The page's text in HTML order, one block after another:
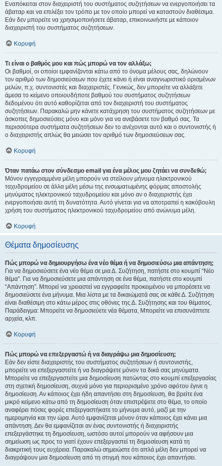
Εναπόκειται στον διαχειριστή του συστήματος συζητήσεων να ενεργοποιήσει τα
άβαταρ και να επιλέξει τον τρόπο με τον οποίο μπορεί να καταστούν διαθέσιμα.
Εάν δεν μπορείτε να χρησιμοποιήσετε άβαταρ, επικοινωνήστε με κάποιον
διαχειριστή του συστήματος συζητήσεων.
Κορυφή
Τι είναι ο βαθμός μου και πώς μπορώ να τον αλλάξω;
Οι βαθμοί, οι οποίοι εμφανίζονται κάτω από το όνομα μέλους σας, δηλώνουν
τον αριθμό των δημοσιεύσεων που έχετε κάνει ή είναι αναγνωριστικό ορισμένων
μελών, π.χ. συντονιστές και διαχειριστές. Γενικώς, δεν μπορείτε να αλλάξετε
άμεσα το κείμενο οποιουδήποτε βαθμού του συστήματος συζητήσεων
δεδομένου ότι αυτό καθορίζεται από τον διαχειριστή του συστήματος
συζητήσεων. Παρακαλώ μην κάνετε κατάχρηση του συστήματος συζητήσεων με
άσκοπες δημοσιεύσεις μόνο και μόνο για να ανεβάσετε τον βαθμό σας. Τα
περισσότερα συστήματα συζητήσεων δεν το ανέχονται αυτό και ο συντονιστής ή
ο διαχειριστής απλώς θα μειώσει τον αριθμό των δημοσιεύσεων σας.
Κορυφή
Όταν πατάω στον σύνδεσμο email για ένα μέλος μου ζητάει να συνδεθώ;
Μόνον εγγεγραμμένα μέλη μπορούν να στείλουν μήνυμα ηλεκτρονικού
ταχυδρομείου σε άλλα μέλη μέσω της ενσωματωμένης φόρμας αποστολής
μηνύματος ηλεκτρονικού ταχυδρομείου και μόνο αν ο διαχειριστής έχει
ενεργοποιήσει αυτή τη δυνατότητα. Αυτό γίνεται για να αποτραπεί η κακόβουλη
χρήση του συστήματος ηλεκτρονικού ταχυδρομείου από ανώνυμα μέλη.
Κορυφή
Θέματα δημοσίευσης
Πώς μπορώ να δημιουργήσω ένα νέο θέμα ή να δημοσιεύσω μια απάντηση;
Για να δημοσιεύσετε ένα νέο θέμα σε μια Δ. Συζήτηση, πατήστε στο κουμπί “Νέο
θέμα”. Για να δημοσιεύσετε μια απάντηση σε ένα θέμα, πατήστε στο κουμπί
“Απάντηση”. Μπορεί να χρειαστεί να εγγραφείτε προκειμένου να μπορέσετε να
δημοσιεύσετε ένα μήνυμα. Μια λίστα με τα δικαιώματά σας σε κάθε Δ. Συζήτηση
είναι διαθέσιμη στο κάτω μέρος στις οθόνες της Δ. Συζήτησης και του θέματος.
Παράδειγμα: Μπορείτε να δημοσιεύετε νέα θέματα, Μπορείτε να επισυνάπτετε
αρχεία, κλπ.
Κορυφή
Πώς μπορώ να επεξεργαστώ ή να διαγράψω μια δημοσίευση;
Εάν δεν είστε διαχειριστής του συστήματος συζητήσεων ή συντονιστής,
μπορείτε να επεξεργαστείτε ή να διαγράψετε μόνον τα δικά σας μηνύματα.
Μπορείτε να επεξεργαστείτε μια δημοσίευση πατώντας στο κουμπί επεξεργασίας
στη σχετική δημοσίευση, συχνά μόνο για περιορισμένο χρόνο αφότου έγινε η
δημοσίευση. Αν κάποιος έχει ήδη απαντήσει στη δημοσίευση, θα βρείτε ένα
μικρό κείμενο κάτω από τη δημοσίευση όταν επιστρέψετε στο θέμα, το οποίο
αναφέρει πόσες φορές επεξεργαστήκατε το μήνυμα αυτό, μαζί με την
ημερομηνία και την ώρα. Αυτό εμφανίζεται μόνον όταν κάποιος έχει κάνει μια
απάντηση. Δεν θα εμφανίζεται αν ένας συντονιστής ή διαχειριστής
επεξεργάστηκε τη δημοσίευση, ωστόσο αυτοί μπορούν να αφήσουν μια
σημείωση ως προς το γιατί έχουν επεξεργαστεί τη δημοσίευση κατά τη
διακριτική τους ευχέρεια. Παρακαλώ σημειώστε ότι απλά μέλη δεν μπορεί να
διαγράψουν μια δημοσίευση από τη στιγμή που κάποιος έχει απαντήσει.